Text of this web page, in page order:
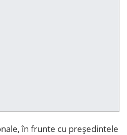
în frunte cu președintele